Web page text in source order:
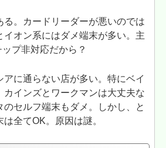
る。カードリーダーが悪いのでは
イオン系にはダメ端末が多い。主
プ非対応だから？
に通らない店が多い。特にベイ
カインズとワークマンは大丈夫な
のセルフ端末もダメ。しかし、と
全てOK。原因は謎。